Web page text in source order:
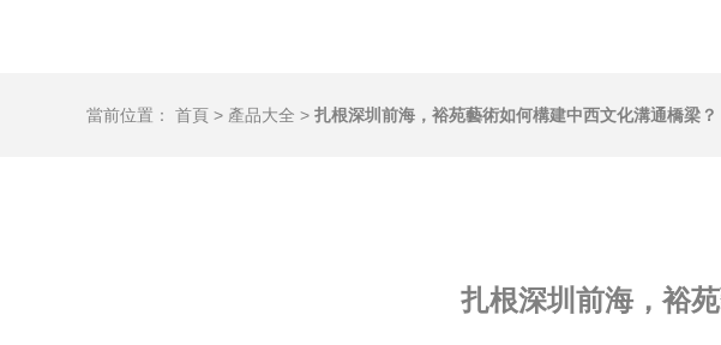
當前位置： 首頁 > 產品大全 > 扎根深圳前海，裕苑藝術如何構建中西文化溝通橋梁？
扎根深圳前海，裕